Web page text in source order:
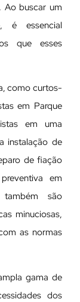
Ao buscar um
é essencial
que esses
como curtos-
em Parque
em uma
instalação de
de fiação
em
também são
minuciosas,
as normas
gama de
dos